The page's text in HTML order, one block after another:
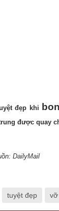
đẹp khi
được quay
DailyMail
tuyệt đẹp vỡ